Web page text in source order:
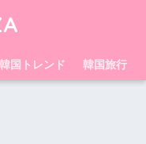
韓国トレンド 韓国旅行